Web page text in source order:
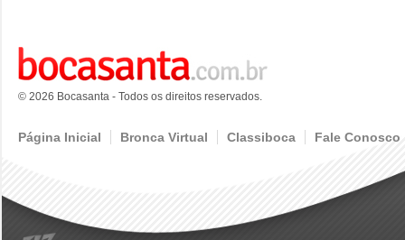
© 2026 Bocasanta - Todos os direitos reservados.
Página Inicial Bronca Virtual Classiboca Fale Conosco